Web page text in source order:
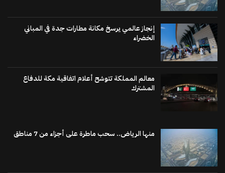
إنجاز عالمي يرسخ مكانة مطارات جدة في المباني
الخضراء
معالم المملكة تتوشح أعلام اتفاقية مكة للدفاع
المشترك
منها الرياض.. سحب ماطرة على أجزاء من 7 مناطق